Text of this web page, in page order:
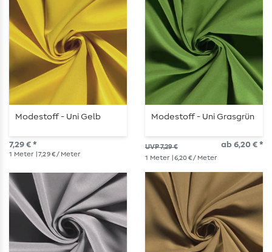
Modestoff - Uni Gelb
7,29 € *
1 Meter | 7,29 € / Meter
Modestoff - Uni Grasgrün
UVP 7,29 € ab 6,20 € *
1 Meter | 6,20 € / Meter